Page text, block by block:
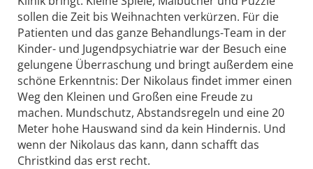
sollen die Zeit bis Weihnachten verkürzen. Für die
Patienten und das ganze Behandlungs-Team in der
Kinder- und Jugendpsychiatrie war der Besuch eine
gelungene Überraschung und bringt außerdem eine
schöne Erkenntnis: Der Nikolaus findet immer einen
Weg den Kleinen und Großen eine Freude zu
machen. Mundschutz, Abstandsregeln und eine 20
Meter hohe Hauswand sind da kein Hindernis. Und
wenn der Nikolaus das kann, dann schafft das
Christkind das erst recht.